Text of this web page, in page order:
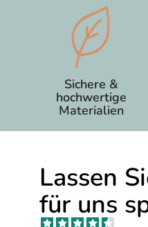
Sichere &
hochwertige
Materialien
Lassen
für uns